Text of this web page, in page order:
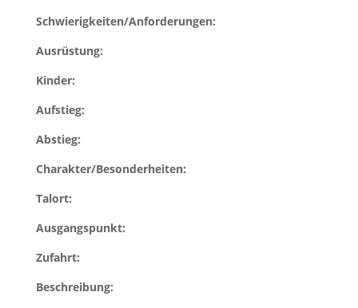
Schwierigkeiten/Anforderungen:
Ausrüstung:
Kinder:
Aufstieg:
Abstieg:
Charakter/Besonderheiten:
Talort:
Ausgangspunkt:
Zufahrt:
Beschreibung: